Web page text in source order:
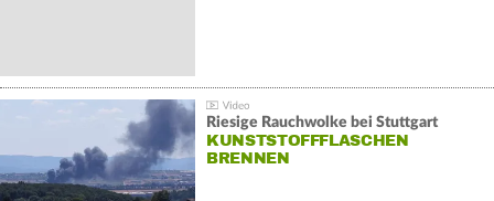
Riesige Rauchwolke bei Stuttgart
KUNSTSTOFFFLASCHEN
BRENNEN